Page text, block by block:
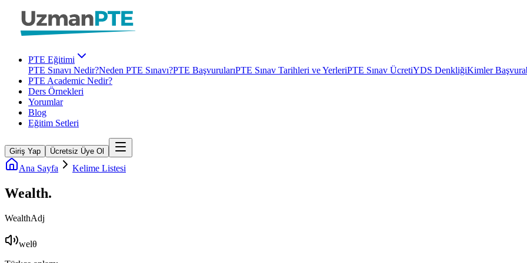
PTE Eğitimi
PTE Sınavı Nedir?Neden PTE Sınavı?PTE BaşvurularıPTE Sınav Tarihleri ve YerleriPTE Sınav ÜcretiYDS DenkliğiKimler
PTE Academic Nedir?
Ders Örnekleri
Yorumlar
Blog
Eğitim Setleri
Giriş Yap Ücretsiz Üye Ol
Ana Sayfa Kelime Listesi
Wealth.
WealthAdj
welθ